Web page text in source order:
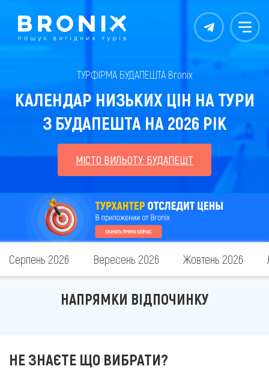
Контакты Меню
ТУРФІРМА БУДАПЕШТА Bronix
КАЛЕНДАР НИЗЬКИХ ЦІН НА ТУРИ
З БУДАПЕШТА НА 2026 РІК
МІСТО ВИЛЬОТУ: БУДАПЕШТ
Серпень 2026 Вересень 2026 Жовтень 2026
НАПРЯМКИ ВІДПОЧИНКУ
НЕ ЗНАЄТЕ ЩО ВИБРАТИ?